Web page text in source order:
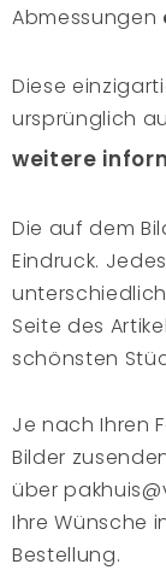
Abmessungen
Diese
ursprünglich
erstaunlich
indem die
schöne Art,
werden mit
Pflanzen und
bedruckt. Eine
sie noch
Hängen Sie
machen Sie es
weitere
Die auf dem
Eindruck.
Seite des
schönsten
Je nach Ihren
Bilder
über
Ihre Wünsche
Bestellung.